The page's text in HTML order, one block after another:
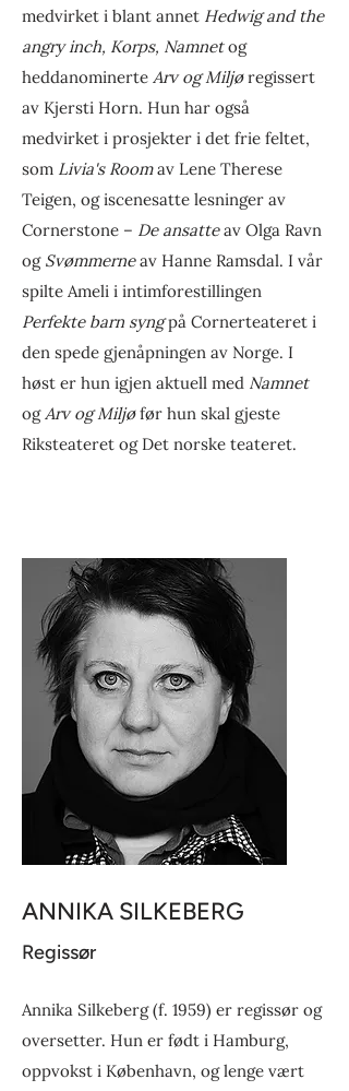
medvirket i blant annet Hedwig and the
angry inch, Korps, Namnetog
heddanominerte Arv og Miljøregissert
av Kjersti Horn. Hun har også
medvirket i prosjekter i det frie feltet,
som Livia's Roomav Lene Therese
Teigen, og iscenesatte lesninger av
Cornerstone – De ansatteav Olga Ravn
ogSvømmerneav Hanne Ramsdal. I vår
spilte Ameli i intimforestillingen
Perfekte barn syngpå Cornerteateret i
den spede gjenåpningen av Norge. I
høst er hun igjen aktuell med Namnet
ogArv og Miljøfør hun skal gjeste
Riksteateret og Det norske teateret.
ANNIKA SILKEBERG
Regissør
Annika Silkeberg (f. 1959) er regissør og
oversetter. Hun er født i Hamburg,
oppvokst i København, og lenge vært